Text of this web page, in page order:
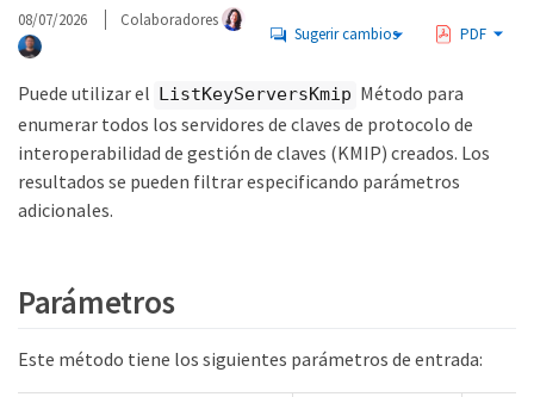
08/07/2026 Colaboradores
Sugerir cambios PDF
Puede utilizar el ListKeyServersKmip Método para
enumerar todos los servidores de claves de protocolo de
interoperabilidad de gestión de claves (KMIP) creados. Los
resultados se pueden filtrar especificando parámetros
adicionales.
Parámetros
Este método tiene los siguientes parámetros de entrada: